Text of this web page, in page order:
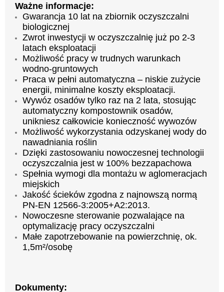
Ważne informacje:
Gwarancja 10 lat na zbiornik oczyszczalni
biologicznej
Zwrot inwestycji w oczyszczalnię już po 2-3
latach eksploatacji
Możliwość pracy w trudnych warunkach
wodno-gruntowych
Praca w pełni automatyczna – niskie zużycie
energii, minimalne koszty eksploatacji.
Wywóz osadów tylko raz na 2 lata, stosując
automatyczny kompostownik osadów,
unikniesz całkowicie konieczność wywozów
Możliwość wykorzystania odzyskanej wody do
nawadniania roślin
Dzięki zastosowaniu nowoczesnej technologii
oczyszczalnia jest w 100% bezzapachowa
Spełnia wymogi dla montażu w aglomeracjach
miejskich
Jakość ścieków zgodna z najnowszą normą
PN-EN 12566-3:2005+A2:2013.
Nowoczesne sterowanie pozwalające na
optymalizację pracy oczyszczalni
Małe zapotrzebowanie na powierzchnię, ok.
1,5m²/osobę
Dokumenty: